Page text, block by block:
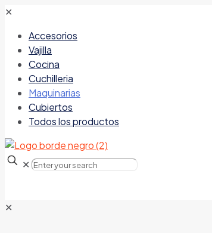
✕
Accesorios
Vajilla
Cocina
Cuchilleria
Maquinarias
Cubiertos
Todos los productos
✕
✕